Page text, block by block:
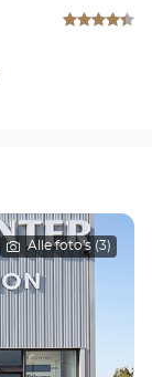
Alle foto's (3)